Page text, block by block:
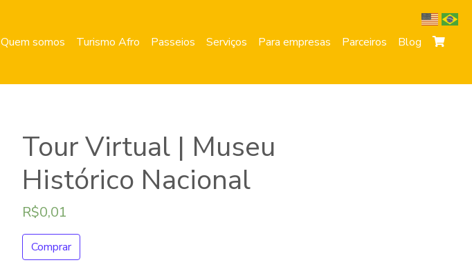
Quem somos Turismo Afro Passeios Serviços Para empresas Parceiros Blog
Tour Virtual | Museu
Histórico Nacional
R$0,01
Comprar